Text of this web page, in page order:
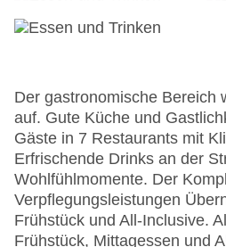
Anzahl der Aufzüge: 1
Gesamtanzahl der
Gesamtanzahl der
Pools:Outdoor Pool,
Liegen am Pool
Zahlungsarten: American
Visa
Landeskategorie: 5 Sterne
Der gastronomische Bereich
auf. Gute Küche und
Gäste in 7 Restaurants mit
Erfrischende Drinks an der
Wohlfühlmomente. Der
Verpflegungsleistungen
Frühstück und All-Inclusive.
Frühstück, Mittagessen und